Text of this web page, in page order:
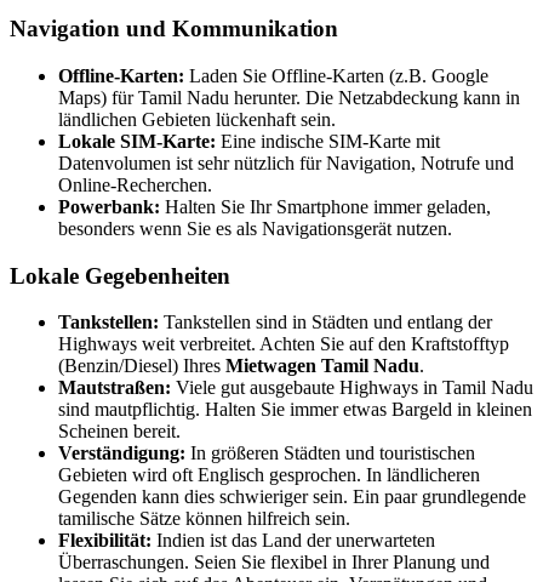
Navigation und Kommunikation
Offline-Karten: Laden Sie Offline-Karten (z.B. Google
Maps) für Tamil Nadu herunter. Die Netzabdeckung kann in
ländlichen Gebieten lückenhaft sein.
Lokale SIM-Karte: Eine indische SIM-Karte mit
Datenvolumen ist sehr nützlich für Navigation, Notrufe und
Online-Recherchen.
Powerbank: Halten Sie Ihr Smartphone immer geladen,
besonders wenn Sie es als Navigationsgerät nutzen.
Lokale Gegebenheiten
Tankstellen: Tankstellen sind in Städten und entlang der
Highways weit verbreitet. Achten Sie auf den Kraftstofftyp
(Benzin/Diesel) Ihres Mietwagen Tamil Nadu.
Mautstraßen: Viele gut ausgebaute Highways in Tamil Nadu
sind mautpflichtig. Halten Sie immer etwas Bargeld in kleinen
Scheinen bereit.
Verständigung: In größeren Städten und touristischen
Gebieten wird oft Englisch gesprochen. In ländlicheren
Gegenden kann dies schwieriger sein. Ein paar grundlegende
tamilische Sätze können hilfreich sein.
Flexibilität: Indien ist das Land der unerwarteten
Überraschungen. Seien Sie flexibel in Ihrer Planung und